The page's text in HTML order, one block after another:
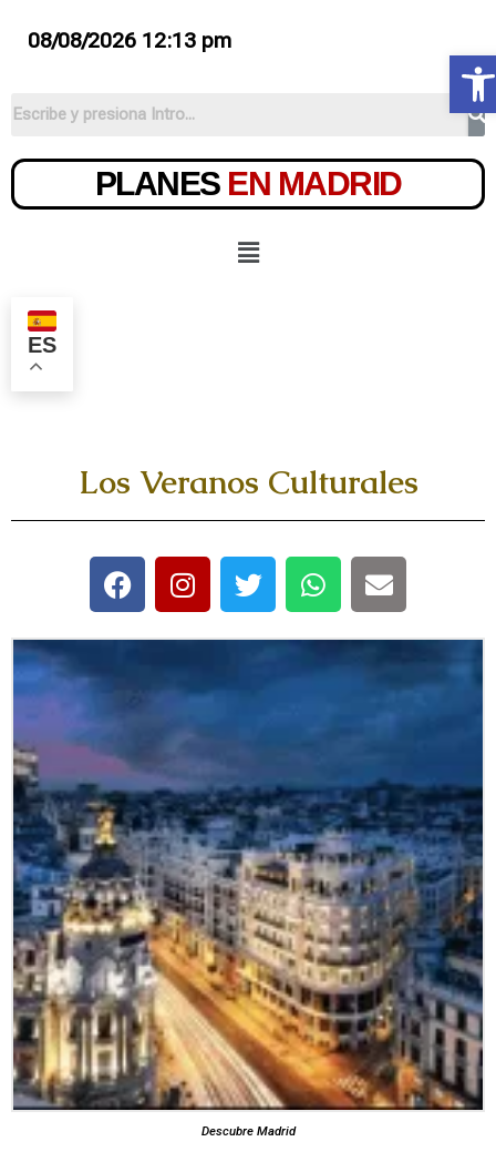
08/08/2026 12:13 pm
PLANES EN MADRID
ES
Los Veranos Culturales
Descubre Madrid